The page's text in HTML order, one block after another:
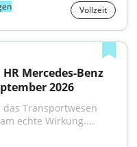
Vollzeit
2026
Transportwesen
echte Wirkung....